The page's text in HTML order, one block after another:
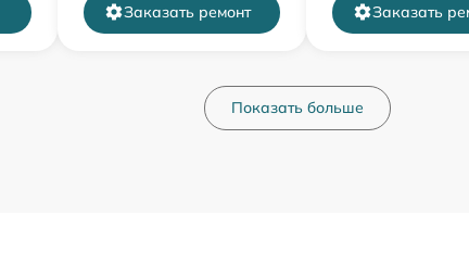
Заказать ремонт Заказать
Показать больше